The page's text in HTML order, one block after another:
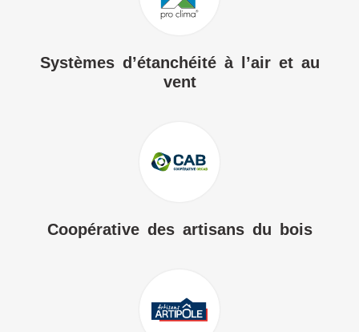
Systèmes d’étanchéité à l’air et au
vent
Coopérative des artisans du bois